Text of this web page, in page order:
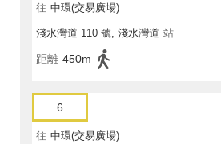
往 中環(交易廣場)
淺水灣道 110 號, 淺水灣道 站
距離 450m
6
往 中環(交易廣場)